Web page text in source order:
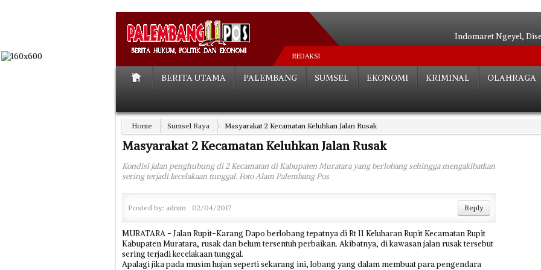
Indomaret Ngeyel,
Hutan
Angkot
Tak ada
Palembang
Bocah SD Tewas
REDAKSI
BERITA UTAMA PALEMBANG SUMSEL EKONOMI KRIMINAL OLAHRAGA
Home Sumsel Raya Masyarakat 2 Kecamatan Keluhkan Jalan Rusak
Masyarakat 2 Kecamatan Keluhkan Jalan Rusak
Kondisi jalan penghubung di 2 Kecamatan di Kabupaten Muratara yang berlobang sehingga mengakibatkan
sering terjadi kecelakaan tunggal. Foto Alam Palembang Pos
Posted by: admin 02/04/2017 Reply
MURATARA - Jalan Rupit-Karang Dapo berlobang tepatnya di Rt 11 Keluharan Rupit Kecamatan Rupit
Kabupaten Muratara, rusak dan belum tersentuh perbaikan. Akibatnya, di kawasan jalan rusak tersebut
sering terjadi kecelakaan tunggal.
Apalagi jika pada musim hujan seperti sekarang ini, lobang yang dalam membuat para pengendara